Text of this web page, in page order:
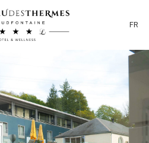
chambre"]
4050 CHAUDFONTAINE
367 80 67
FR